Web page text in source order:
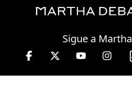
Sigue a Martha